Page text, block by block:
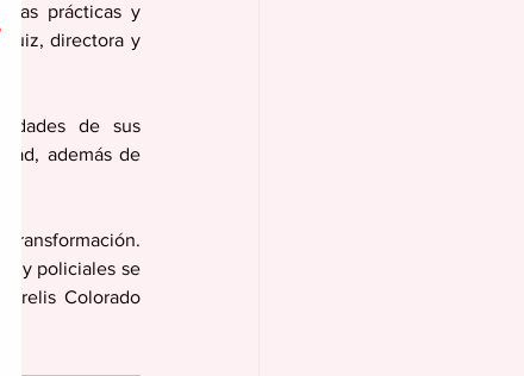
prácticas y
directora y
de sus
además de
y policiales se
Colorado